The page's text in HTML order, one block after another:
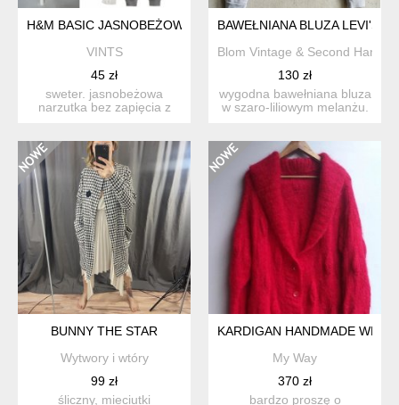
H&M BASIC JASNOBEŻOWA NARZUTKA CARDIGAN Z
VINTS
45 zł
sweter. jasnobeżowa
narzutka bez zapięcia z
BAWEŁNIANA BLUZA LEVI'S
Blom Vintage & Second Hand
130 zł
wygodna bawełniana bluza
w szaro-liliowym melanżu.
BUNNY THE STAR
Wytwory i wtóry
99 zł
śliczny, mieciutki
KARDIGAN HANDMADE
My Way
370 zł
bardzo proszę o